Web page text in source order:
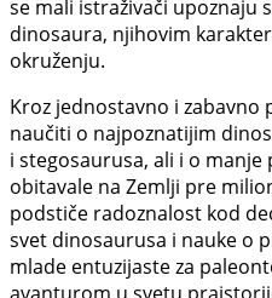
se mali istraživači upoznaju
dinosaura, njihovim
okruženju.
Kroz jednostavno i zabavno
naučiti o najpoznatijim
i stegosaurusa, ali i o
obitavale na Zemlji pre
podstiče radoznalost kod
svet dinosaurusa i nauke o
mlade entuzijaste za